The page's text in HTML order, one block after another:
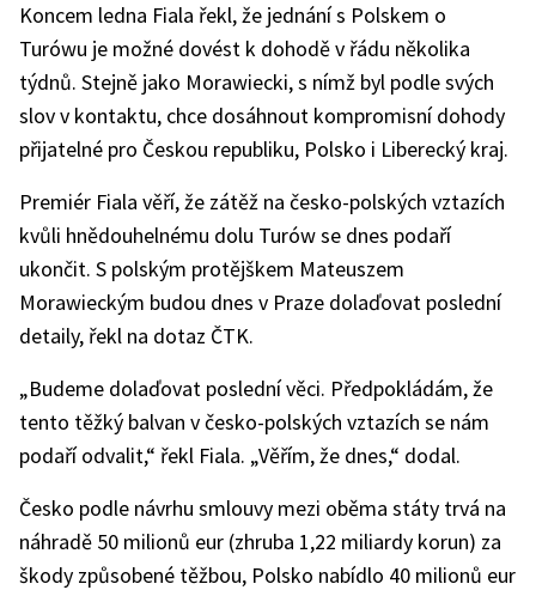
Koncem ledna Fiala řekl, že jednání s Polskem o
Turówu je možné dovést k dohodě v řádu několika
týdnů. Stejně jako Morawiecki, s nímž byl podle svých
slov v kontaktu, chce dosáhnout kompromisní dohody
přijatelné pro Českou republiku, Polsko i Liberecký kraj.
Premiér Fiala věří, že zátěž na česko-polských vztazích
kvůli hnědouhelnému dolu Turów se dnes podaří
ukončit. S polským protějškem Mateuszem
Morawieckým budou dnes v Praze dolaďovat poslední
detaily, řekl na dotaz ČTK.
„Budeme dolaďovat poslední věci. Předpokládám, že
tento těžký balvan v česko-polských vztazích se nám
podaří odvalit,“ řekl Fiala. „Věřím, že dnes,“ dodal.
Česko podle návrhu smlouvy mezi oběma státy trvá na
náhradě 50 milionů eur (zhruba 1,22 miliardy korun) za
škody způsobené těžbou, Polsko nabídlo 40 milionů eur